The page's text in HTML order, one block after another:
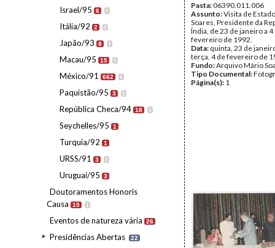
Israel/95 6 I
Itália/92 2 I
Japão/93 8 I
Macau/95 15 I
México/91 662 I
Paquistão/95 3 I
República Checa/94 18 I
Seychelles/95 1
Turquia/92 1
URSS/91 3 I
Uruguai/95 3
Doutoramentos Honoris
Causa
15 I
Eventos de natureza vária 26
Presidências Abertas 22
Pasta:06390.011.006
Assunto:Visita de
Soares, Presidente da
Índia, de 23 de janeiro a 4
fevereiro de 1992.
Data: quinta, 23 de
terça, 4 de fevereiro de
Fundo:Arquivo Mário
Tipo Documental:
Página(s): 1